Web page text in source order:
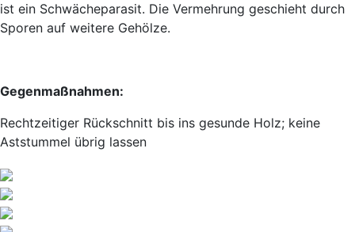
ist ein Schwächeparasit. Die Vermehrung geschieht durch
Sporen auf weitere Gehölze.
Gegenmaßnahmen:
Rechtzeitiger Rückschnitt bis ins gesunde Holz; keine
Aststummel übrig lassen